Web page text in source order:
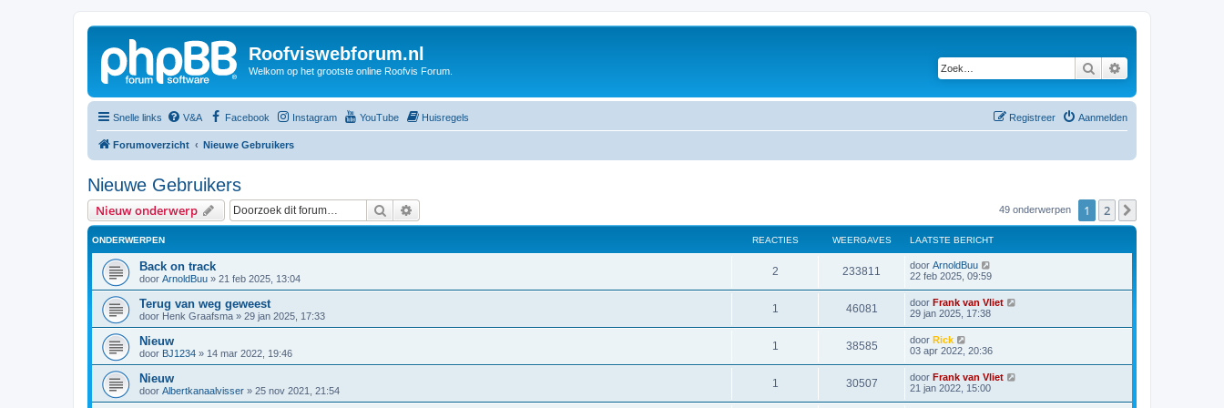
Roofviswebforum.nl
Welkom op het grootste online Roofvis Forum. Zoek
Snelle links V&A Facebook Instagram YouTube Huisregels Aanmelden
Registreer
Forumoverzicht Nieuwe Gebruikers
Nieuwe Gebruikers
Nieuw onderwerp Zoek 49 onderwerpen 1 2
ONDERWERPEN REACTIES WEERGAVES LAATSTE BERICHT
Back on track
door ArnoldBuu » 21 feb 2025, 13:04
2 233811 door ArnoldBuu
22 feb 2025, 09:59
Terug van weg geweest
door Henk Graafsma » 29 jan 2025, 17:33
1 46081 door Frank van Vliet
29 jan 2025, 17:38
Nieuw
door BJ1234 » 14 mar 2022, 19:46
1 38585 door Rick
03 apr 2022, 20:36
Nieuw
door Albertkanaalvisser » 25 nov 2021, 21:54
1 30507 door Frank van Vliet
21 jan 2022, 15:00